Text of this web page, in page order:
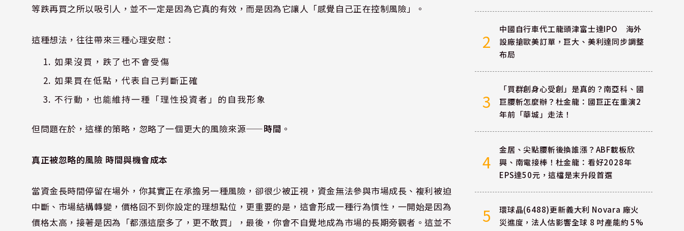
等跌再買之所以吸引人，並不一定是因為它真的有效，而是因為它讓人「感覺自己正在控制風險」。
這種想法，往往帶來三種心理安慰：
如果沒買，跌了也不會受傷
如果買在低點，代表自己判斷正確
不行動，也能維持一種「理性投資者」的自我形象
但問題在於，這樣的策略，忽略了一個更大的風險來源——時間 。
真正被忽略的風險 時間與機會成本
當資金長時間停留在場外，你其實正在承擔另一種風險，卻很少被正視，資金無法參與市場成長、複利被迫
中斷、市場結構轉變，價格回不到你設定的理想點位，更重要的是，這會形成一種行為慣性，一開始是因為
價格太高，接著是因為「都漲這麼多了，更不敢買」，最後，你會不自覺地成為市場的長期旁觀者。這並不
2
中國自行車代工龍頭津富士達IPO 海外
設廠搶歐美訂單，巨大、美利達同步調整
布局
3
「買群創身心受創」是真的？南亞科、國
巨腰斬怎麼辦？杜金龍：國巨正在重演2
年前「華城」走法！
4
金居、尖點腰斬後換誰漲？ABF載板欣
興、南電接棒！杜金龍：看好2028年
EPS達50元，這檔是末升段首選
5
環球晶(6488)更新義大利 Novara 廠火
災進度，法人估影響全球 8 吋產能約 5%